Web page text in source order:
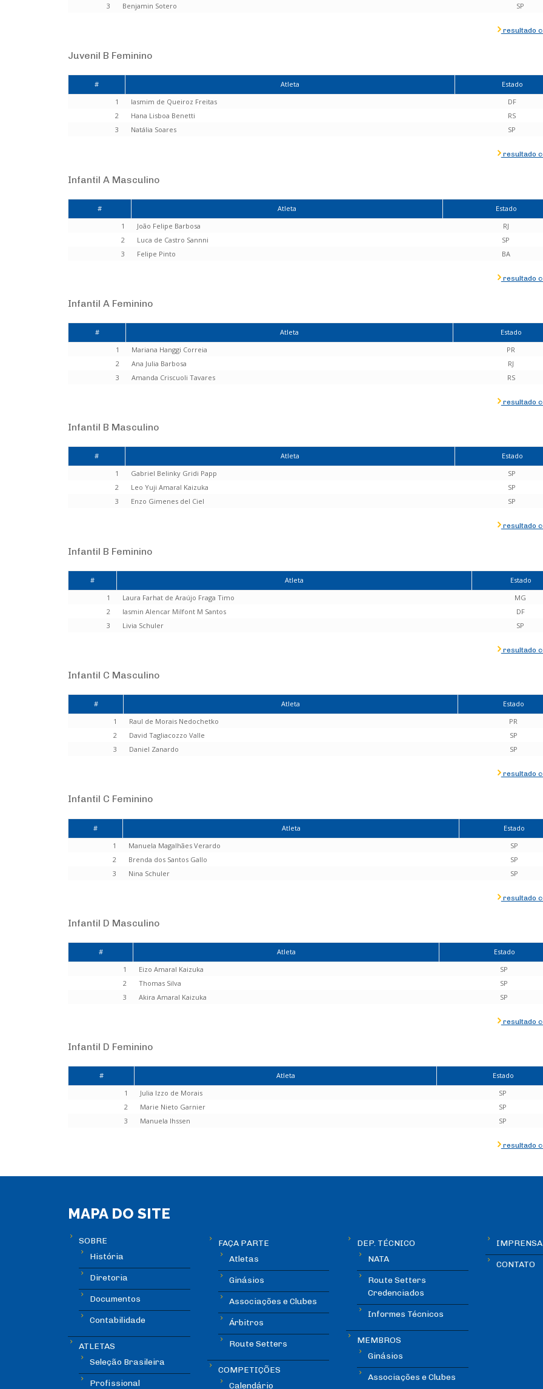
3
Benjamin Sotero SP
resultado
Juvenil B Feminino
# Atleta
Estado
1
Iasmim de Queiroz Freitas
DF
2
Hana Lisboa Benetti
RS
3
Natália Soares SP
resultado
Infantil A Masculino
# Atleta
Estado
1
João Felipe Barbosa
RJ
2
Luca de Castro Sannni
SP
3
Felipe Pinto BA
resultado
Infantil A Feminino
# Atleta
Estado
1
Mariana Hanggi Correia
PR
2
Ana Julia Barbosa
RJ
3
Amanda Criscuoli Tavares RS
resultado
Infantil B Masculino
# Atleta
Estado
1
Gabriel Belinky Gridi Papp
SP
2
Leo Yuji Amaral Kaizuka
SP
3
Enzo Gimenes del Ciel SP
resultado
Infantil B Feminino
# Atleta
Estado
1
Laura Farhat de Araújo Fraga Timo
MG
2
Iasmin Alencar Milfont M Santos
DF
3
Livia Schuler SP
resultado
Infantil C Masculino
# Atleta
Estado
1
Raul de Morais Nedochetko
PR
2
David Tagliacozzo Valle
SP
3
Daniel Zanardo SP
resultado
Infantil C Feminino
# Atleta
Estado
1
Manuela Magalhães Verardo
SP
2
Brenda dos Santos Gallo
SP
3
Nina Schuler SP
resultado
Infantil D Masculino
# Atleta
Estado
1
Eizo Amaral Kaizuka
SP
2
Thomas Silva
SP
3
Akira Amaral Kaizuka SP
resultado
Infantil D Feminino
# Atleta
Estado
1
Julia Izzo de Morais
SP
2
Marie Nieto Garnier
SP
3
Manuela Ihssen SP
resultado
MAPA DO SITE
SOBRE
História
Diretoria
Documentos
Contabilidade
ATLETAS
Seleção Brasileira
Profissional
FAÇA PARTE
Atletas
Ginásios
Associações e Clubes
Árbitros
Route Setters
COMPETIÇÕES
Calendário
DEP. TÉCNICO
NATA
Route Setters
Credenciados
Informes Técnicos
MEMBROS
Ginásios
Associações e Clubes
IMPRENSA
CONTATO